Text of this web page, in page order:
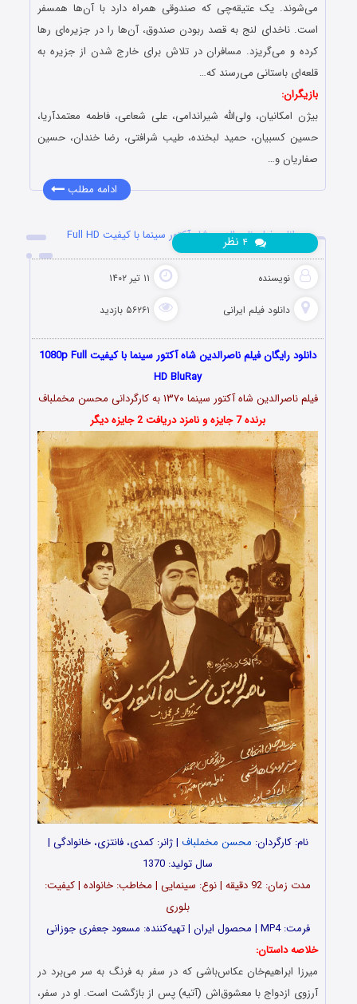
می‌شوند. یک عتیقه‌چی که صندوقی همراه دارد با آن‌ها همسفر
است. ناخدای لنج به قصد ربودن صندوق، آن‌ها را در جزیره‌ای رها
کرده و می‌گریزد. مسافران در تلاش برای خارج شدن از جزیره به
قلعه‌ای باستانی می‌رسند که…
بازیگران:
بیژن امکانیان، ولی‌الله شیراندامی، علی شعاعی، فاطمه معتمدآریا،
حسین کسبیان، حمید لبخنده، طیب شرافتی، رضا خندان، حسین
صفاریان و…
ادامه مطلب
دانلود فیلم ناصرالدین شاه آکتور سینما با کیفیت Full HD
نویسنده ۱۱ تیر ۱۴۰۲
دانلود فیلم‌ ایرانی ۵۶۲۶۱ بازدید
نظر
دانلود رایگان فیلم ناصرالدین شاه آکتور سینما با کیفیت 1080p Full
HD BluRay
فیلم ناصرالدین شاه آکتور سینما ۱۳۷۰ به کارگردانی محسن مخملباف
برنده 7 جایزه و نامزد دریافت 2 جایزه دیگر
نام: کارگردان: محسن مخملباف | ژانر: کمدی، فانتزی، خانوادگی |
سال تولید: 1370
مدت‌‌ زمان: 92 دقیقه | نوع: سینمایی | مخاطب: خانواده | کیفیت:
بلوری
فرمت: MP4 | محصول ایران | تهیه‎‌کننده: مسعود جعفری جوزانی
خلاصه داستان:
میرزا ابراهیم‌خان عکاس‌باشی که در سفر به فرنگ به سر می‌برد در
آرزوی ازدواج با معشوق‌اش (آتیه) پس از بازگشت است. او در سفر،